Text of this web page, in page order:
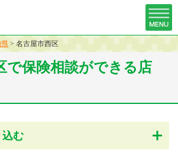
> 名古屋市西区
で保険相談ができる店
込む